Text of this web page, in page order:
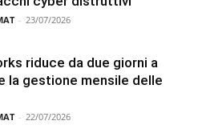
- 23/07/2026
riduce da due giorni a
la gestione mensile delle
- 22/07/2026